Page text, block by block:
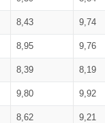
8,43 9,74
8,95 9,76
8,39 8,19
9,80 9,92
8,62 9,21